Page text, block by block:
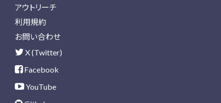
アウトリーチ
利用規約
お問い合わせ
X (Twitter)
Facebook
YouTube